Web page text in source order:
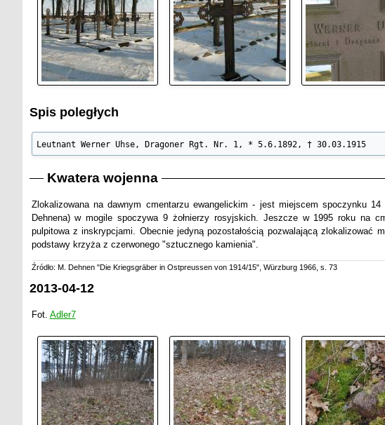
Spis poległych
Leutnant Werner Uhse, Dragoner Rgt. Nr. 1, * 5.6.1892, † 30.03.1915
Kwatera wojenna
Zlokalizowana na dawnym cmentarzu ewangelickim - jest miejscem spoczynku 14
Dehnena) w mogile spoczywa 9 żołnierzy rosyjskich. Jeszcze w 1995 roku na
pulpitowa z inskrypcjami. Obecnie jedyną pozostałością pozwalającą zlokalizować
podstawy krzyża z czerwonego "sztucznego kamienia".
Źródło: M. Dehnen "Die Kriegsgräber in Ostpreussen von 1914/15", Würzburg 1966, s. 73
2013-04-12
Fot. Adler7